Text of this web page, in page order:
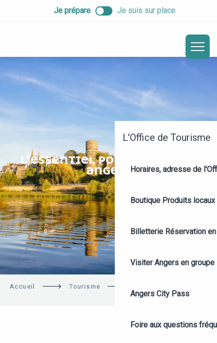
Je prépare Je suis sur place
L'Office de Tourisme
Horaires, adresse de
Boutique Produits
Billetterie Réservation
Visiter Angers en groupe
Angers City Pass
Foire aux questions
L'ESSENTIEL POUR DÉCOUVRIR
ANGERS
Accueil Tourisme